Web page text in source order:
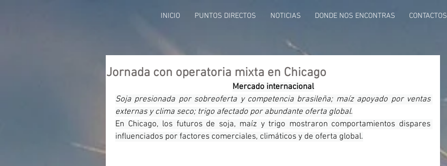
INICIO PUNTOS DIRECTOS NOTICIAS DONDE NOS ENCONTRAS CONTACTOS
Jornada con operatoria mixta en Chicago
Mercado internacional
Soja presionada por sobreoferta y competencia brasileña; maíz apoyado por ventas
externas y clima seco; trigo afectado por abundante oferta global.
En Chicago, los futuros de soja, maíz y trigo mostraron comportamientos dispares
influenciados por factores comerciales, climáticos y de oferta global.